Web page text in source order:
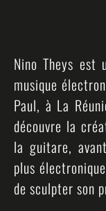
Nino Theys est
musique
Paul, à La
découvre la
la guitare,
plus
de sculpter son